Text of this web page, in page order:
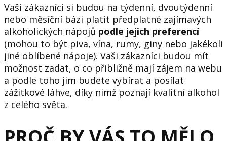
Vaši zákazníci si budou na týdenní, dvoutýdenní
nebo měsíční bázi platit předplatné zajímavých
alkoholických nápojů podle jejich preferencí
(mohou to být piva, vína, rumy, giny nebo jakékoli
jiné oblíbené nápoje). Vaši zákazníci budou mít
možnost zadat, o co přibližně mají zájem na webu
a podle toho jim budete vybírat a posílat
zážitkové láhve, díky nimž poznají kvalitní alkohol
z celého světa.